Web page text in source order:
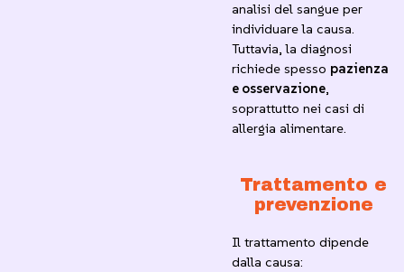
analisi del sangue per
individuare la causa.
Tuttavia, la diagnosi
richiede spesso pazienza
e osservazione,
soprattutto nei casi di
allergia alimentare.
Trattamento e
prevenzione
Il trattamento dipende
dalla causa: